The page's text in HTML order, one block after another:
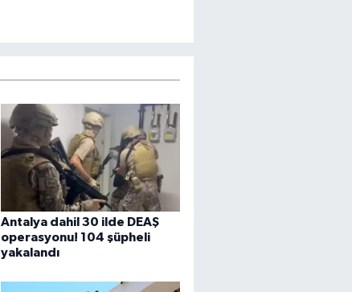
Antalya dahil 30 ilde DEAŞ
operasyonu! 104 şüpheli
yakalandı